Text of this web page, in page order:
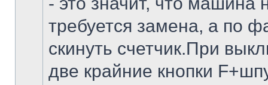
требуется замена, а по
скинуть счетчик.При
две крайние кнопки